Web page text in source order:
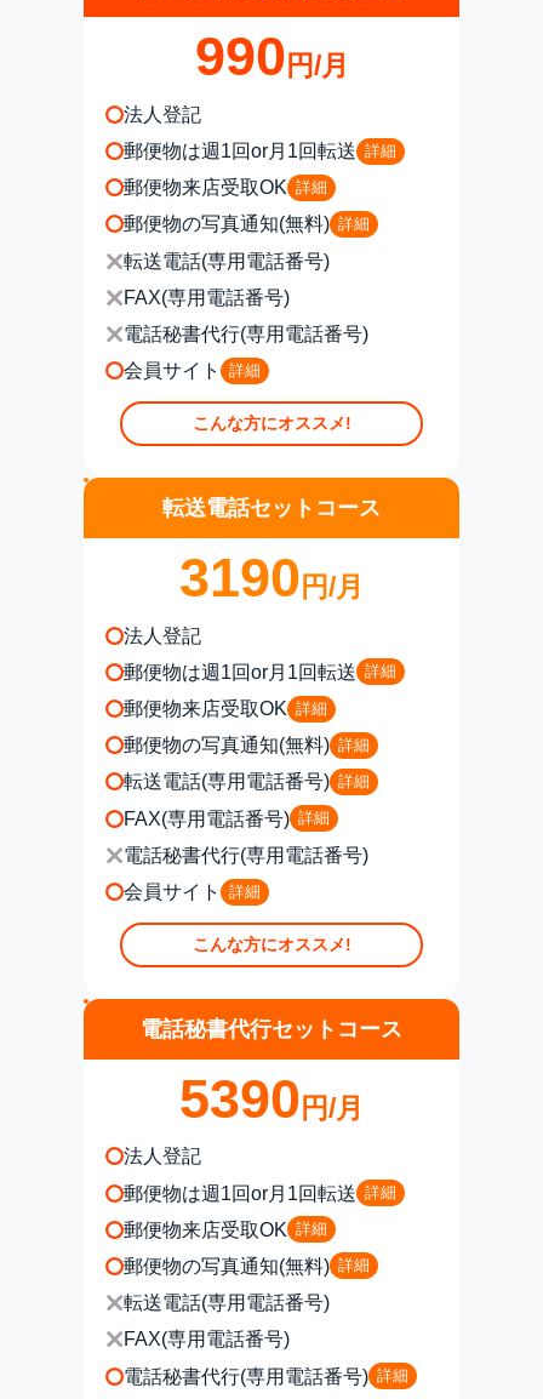
990 円/月
法人登記
郵便物は週1回or月1回転送 詳細
郵便物来店受取OK 詳細
郵便物の写真通知(無料) 詳細
転送電話(専用電話番号)
FAX(専用電話番号)
電話秘書代行(専用電話番号)
会員サイト
詳細
こんな方にオススメ!
転送電話セットコース
3190 円/月
法人登記
郵便物は週1回or月1回転送 詳細
郵便物来店受取OK 詳細
郵便物の写真通知(無料) 詳細
転送電話(専用電話番号) 詳細
FAX(専用電話番号) 詳細
電話秘書代行(専用電話番号)
会員サイト
詳細
こんな方にオススメ!
電話秘書代行セットコース
5390 円/月
法人登記
郵便物は週1回or月1回転送 詳細
郵便物来店受取OK 詳細
郵便物の写真通知(無料) 詳細
転送電話(専用電話番号)
FAX(専用電話番号)
電話秘書代行(専用電話番号) 詳細